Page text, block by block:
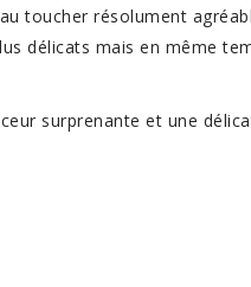
toucher résolument
délicats mais en même
surprenante et une